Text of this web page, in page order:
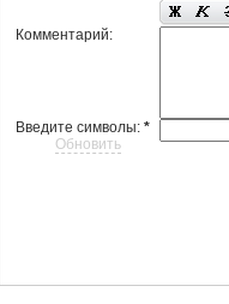
Комментарий:
Введите символы:*
Обновить